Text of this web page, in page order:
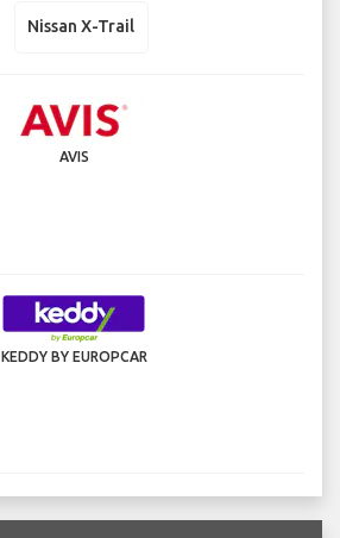
Nissan X-Trail
AVIS
KEDDY BY EUROPCAR